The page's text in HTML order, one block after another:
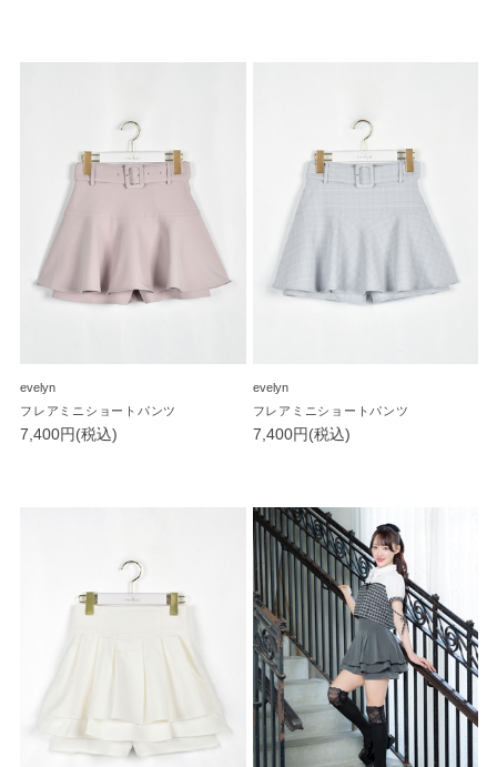
evelyn
フレアミニショートパンツ
7,400円(税込)
evelyn
フレアミニショートパンツ
7,400円(税込)